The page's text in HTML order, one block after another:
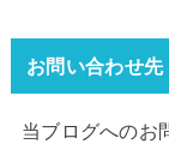
お問い合わせ先
当ブログへのお